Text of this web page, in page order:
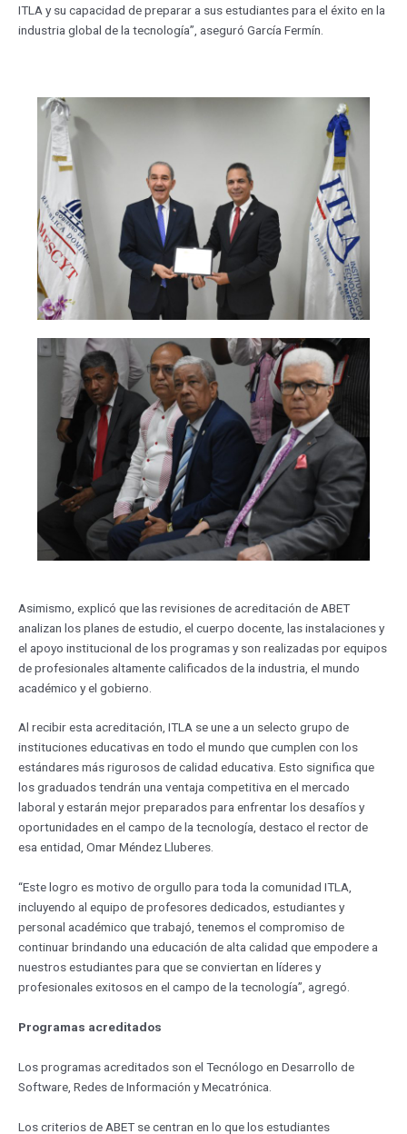
ITLA y su capacidad de preparar a sus estudiantes para el éxito en la
industria global de la tecnología”, aseguró García Fermín.
Asimismo, explicó que las revisiones de acreditación de ABET
analizan los planes de estudio, el cuerpo docente, las instalaciones y
el apoyo institucional de los programas y son realizadas por equipos
de profesionales altamente calificados de la industria, el mundo
académico y el gobierno.
Al recibir esta acreditación, ITLA se une a un selecto grupo de
instituciones educativas en todo el mundo que cumplen con los
estándares más rigurosos de calidad educativa. Esto significa que
los graduados tendrán una ventaja competitiva en el mercado
laboral y estarán mejor preparados para enfrentar los desafíos y
oportunidades en el campo de la tecnología, destaco el rector de
esa entidad, Omar Méndez Lluberes.
“Este logro es motivo de orgullo para toda la comunidad ITLA,
incluyendo al equipo de profesores dedicados, estudiantes y
personal académico que trabajó, tenemos el compromiso de
continuar brindando una educación de alta calidad que empodere a
nuestros estudiantes para que se conviertan en líderes y
profesionales exitosos en el campo de la tecnología”, agregó.
Programas acreditados
Los programas acreditados son el Tecnólogo en Desarrollo de
Software, Redes de Información y Mecatrónica.
Los criterios de ABET se centran en lo que los estudiantes